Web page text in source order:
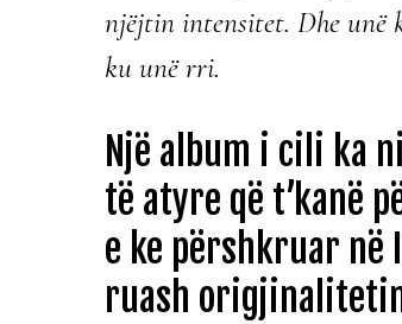
njëjtin intensitet. Dhe unë
ku unë rri.
Një album i cili ka
të atyre që t’kanë
e ke përshkruar në
ruash